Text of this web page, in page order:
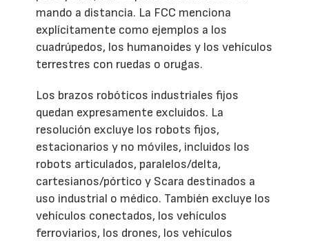
mando a distancia. La FCC menciona
explícitamente como ejemplos a los
cuadrúpedos, los humanoides y los vehículos
terrestres con ruedas o orugas.
Los brazos robóticos industriales fijos
quedan expresamente excluidos. La
resolución excluye los robots fijos,
estacionarios y no móviles, incluidos los
robots articulados, paralelos/delta,
cartesianos/pórtico y Scara destinados a
uso industrial o médico. También excluye los
vehículos conectados, los vehículos
ferroviarios, los drones, los vehículos